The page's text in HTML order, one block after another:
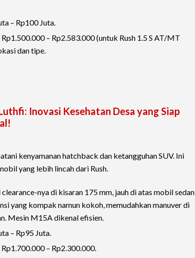
– Rp100 Juta.
– Rp2.583.000 (untuk Rush 1.5 S AT/MT
dan tipe.
Inovasi Kesehatan Desa yang Siap
kenyamanan hatchback dan ketangguhan SUV. Ini
yang lebih lincah dari Rush.
nya di kisaran 175 mm, jauh di atas mobil sedan
yang kompak namun kokoh, memudahkan manuver di
Mesin M15A dikenal efisien.
– Rp95 Juta.
– Rp2.300.000.